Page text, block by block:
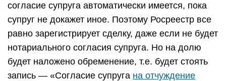
согласие супруга автоматически имеется, пока
супруг не докажет иное. Поэтому Росреестр все
равно зарегистрирует сделку, даже если не будет
нотариального согласия супруга. Но на долю
будет наложено обременение, т.е. будет стоять
запись — «Согласие супруга на отчуждение